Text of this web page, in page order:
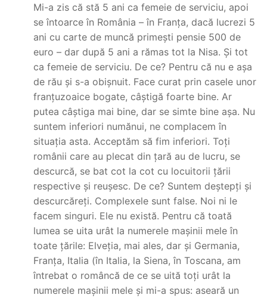
Mi-a zis că stă 5 ani ca femeie de serviciu, apoi
se întoarce în România – în Franța, dacă lucrezi 5
ani cu carte de muncă primești pensie 500 de
euro – dar după 5 ani a rămas tot la Nisa. Și tot
ca femeie de serviciu. De ce? Pentru că nu e așa
de rău și s-a obișnuit. Face curat prin casele unor
franțuzoaice bogate, câștigă foarte bine. Ar
putea câștiga mai bine, dar se simte bine așa. Nu
suntem inferiori numănui, ne complacem în
situația asta. Acceptăm să fim inferiori. Toți
românii care au plecat din țară au de lucru, se
descurcă, se bat cot la cot cu locuitorii țării
respective și reușesc. De ce? Suntem deștepți și
descurcăreți. Complexele sunt false. Noi ni le
facem singuri. Ele nu există. Pentru că toată
lumea se uita urât la numerele mașinii mele în
toate țările: Elveția, mai ales, dar și Germania,
Franța, Italia (în Italia, la Siena, în Toscana, am
întrebat o româncă de ce se uită toți urât la
numerele mașinii mele și mi-a spus: aseară un